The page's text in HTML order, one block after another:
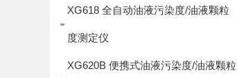
XG618 全自动油液污染度/油液颗粒
度测定仪
XG620B 便携式油液污染度/油液颗粒